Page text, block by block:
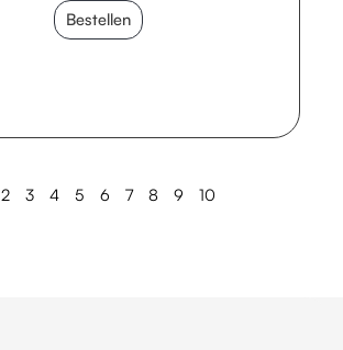
Bestellen
2 3 4 5 6 7 8 9 10